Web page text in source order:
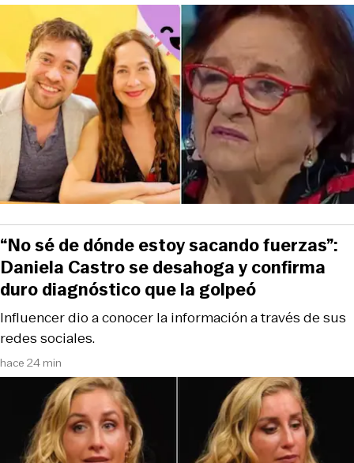
hace 24 min
Influencer dio a conocer la información a través de sus
redes sociales.
“No sé de dónde estoy sacando fuerzas”:
Daniela Castro se desahoga y confirma
duro diagnóstico que la golpeó